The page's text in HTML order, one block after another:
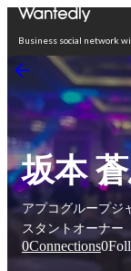
Business social network
坂本
アプコグループジ
スタントオーナー
0Connections0